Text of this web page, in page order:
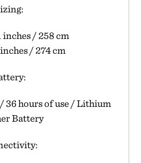
/ 258 cm
/ 274 cm
36 hours of use / Lithium
Battery